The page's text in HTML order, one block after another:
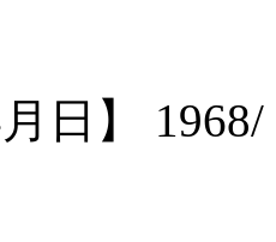
月日】 1968/